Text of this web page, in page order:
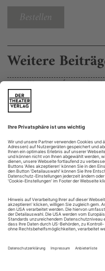
Bestellen
Weitere
Kortrijk: Erna
Sie ist die «Queen of
Ómarsdóttir, das nicht
Schmerzensschreie,
Zornschreie,
Babyschreie,
Iceland Dance Company
beim Geplärr, und das ist...
Vorschau - Impressum
Nussknacker
Allweihnachtlich wird
«Nussknacker» aus